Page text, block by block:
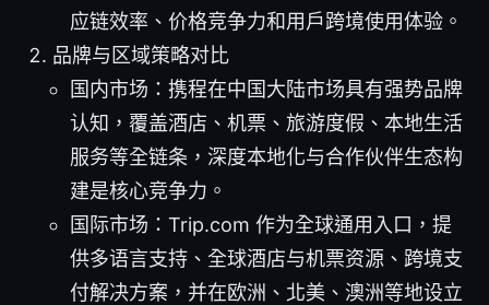
应链效率、价格竞争力和用户跨境使用体验。
品牌与区域策略对比
国内市场：携程在中国大陆市场具有强势品牌
认知，覆盖酒店、机票、旅游度假、本地生活
服务等全链条，深度本地化与合作伙伴生态构
建是核心竞争力。
国际市场：Trip.com 作为全球通用入口，提
供多语言支持、全球酒店与机票资源、跨境支
付解决方案，并在欧洲、北美、澳洲等地设立